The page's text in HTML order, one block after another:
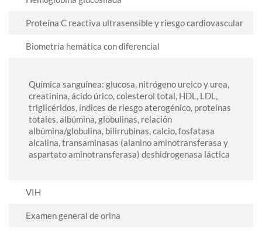
Proteína C reactiva ultrasensible y riesgo cardiovascular
Biometría hemática con diferencial
Química sanguínea: glucosa, nitrógeno ureico y urea,
creatinina, ácido úrico, colesterol total, HDL, LDL,
triglicéridos, índices de riesgo aterogénico, proteínas
totales, albúmina, globulinas, relación
albúmina/globulina, bilirrubinas, calcio, fosfatasa
alcalina, transaminasas (alanino aminotransferasa y
aspartato aminotransferasa) deshidrogenasa láctica
VIH
Examen general de orina